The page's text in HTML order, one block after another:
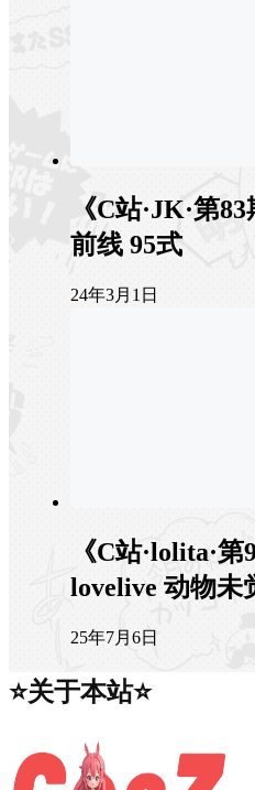
《C站·JK·第
前线 95式
24年3月1日
《C站·lolita·第
lovelive 动物未
25年7月6日
⭐关于本站⭐